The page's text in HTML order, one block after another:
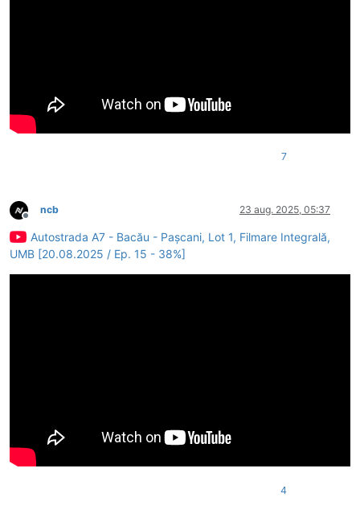
7
Deconectat
ncb 23 aug. 2025, 05:37
Autostrada A7 - Bacău - Pașcani, Lot 1, Filmare Integrală,
UMB [20.08.2025 / Ep. 15 - 38%]
4